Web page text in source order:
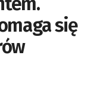
się